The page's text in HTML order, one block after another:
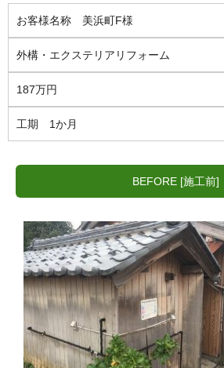
お客様名称 美浜町F様
外構・エクステリアリフォーム
187万円
工期 1か月
BEFORE [施工前]